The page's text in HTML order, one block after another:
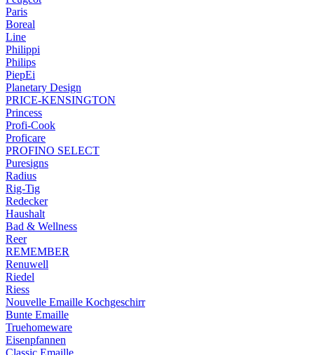
Paris
Boreal
Line
Philippi
Philips
PiepEi
Planetary Design
PRICE-KENSINGTON
Princess
Profi-Cook
Proficare
PROFINO SELECT
Puresigns
Radius
Rig-Tig
Redecker
Haushalt
Bad & Wellness
Reer
REMEMBER
Renuwell
Riedel
Riess
Nouvelle Emaille Kochgeschirr
Bunte Emaille
Truehomeware
Eisenpfannen
Classic Emaille